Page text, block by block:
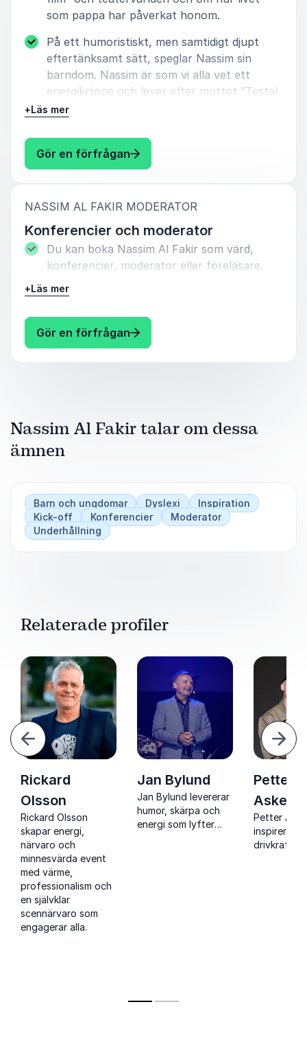
som pappa har påverkat honom.
På ett humoristiskt, men samtidigt djupt
eftertänksamt sätt, speglar Nassim sin
barndom. Nassim är som vi alla vet ett
energiknippe och lever efter mottot ”Testa!
Du vet inte om du kan innan du har testat.”
farligt att misslyckas. Publiken inspireras till
att våga säga JA!
Han pratar om sin dyslexi, sin kärlek till
musiken och sitt aktiva träningsliv. Han
att vara pappa och att bygga sin egen familj
tillsammans med Lina Hedlund.
+Läs mer
Gör en förfrågan: Nassim Al Fakir
NASSIM AL FAKIR MODERATOR
Konferencier och moderator
Du kan boka Nassim Al Fakir som värd,
konferencier, moderator eller föreläsare.
evenemangen efter dina önskemål och
behov.
+Läs mer
Gör en förfrågan: Nassim Al Fakir Konferencier
Nassim Al Fakir talar om dessa
ämnen
Barn och ungdomar Dyslexi
Inspiration
Kick-off
Konferencier
Moderator
Underhållning
Relaterade profiler
Rickard
Olsson
Rickard Olsson
skapar energi,
närvaro och
minnesvärda event
med värme,
professionalism och
en självklar
scennärvaro som
engagerar alla.
Jan Bylund
Jan Bylund levererar
humor, skärpa och
energi som lyfter
Petter
Petter
inspirerar
drivkraft,